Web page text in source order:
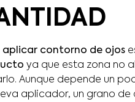
aplicar contorno de ojos
ya que esta zona no
Aunque depende un
aplicador, un grano